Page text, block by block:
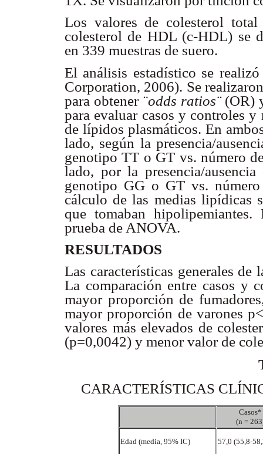
Los valores de colesterol
colesterol de HDL (c-HDL) se
en 339 muestras de suero.
El análisis estadístico se
Corporation, 2006). Se
para obtener ¨odds ratios¨(OR)
para evaluar casos y controles
de lípidos plasmáticos. En
lado, según la presencia/
genotipo TT o GT vs. número
lado, por la presencia/
genotipo GG o GT vs.
cálculo de las medias lipídicas
que tomaban
prueba de ANOVA.
RESULTADOS
Las características generales de
La comparación entre casos y
mayor proporción de
mayor proporción de varones
valores más elevados de
(p=0,0042) y menor valor de
CARACTERÍSTICAS
Casos*
(n =
Edad (media, 95% IC) 57,0 (55,8-